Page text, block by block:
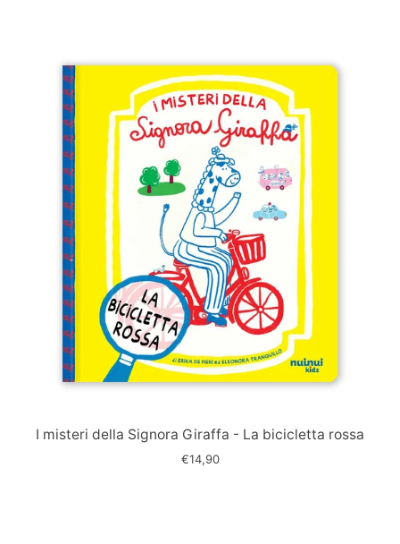
slide
I misteri della Signora Giraffa - La bicicletta rossa
€14,90